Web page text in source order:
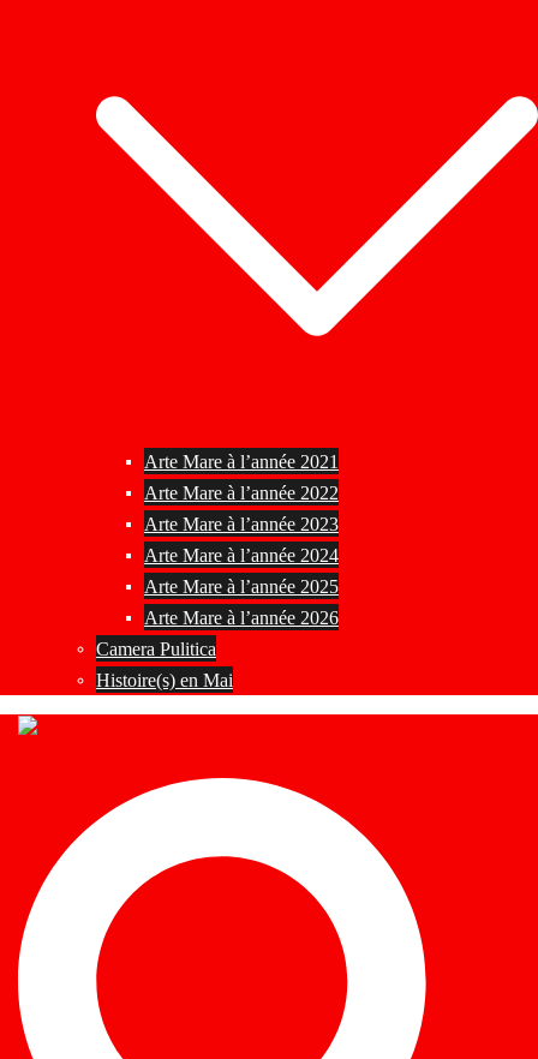
Arte Mare à l’année 2021
Arte Mare à l’année 2022
Arte Mare à l’année 2023
Arte Mare à l’année 2024
Arte Mare à l’année 2025
Arte Mare à l’année 2026
Camera Pulitica
Histoire(s) en Mai